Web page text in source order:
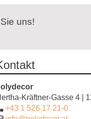
uns!
Kräftner-Gasse 4 |
+43 1 526 17 21-0